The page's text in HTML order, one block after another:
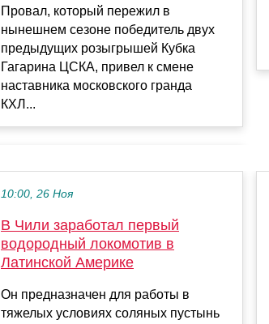
Провал, который пережил в
нынешнем сезоне победитель двух
предыдущих розыгрышей Кубка
Гагарина ЦСКА, привел к смене
наставника московского гранда
КХЛ...
10:00, 26 Ноя
В Чили заработал первый
водородный локомотив в
Латинской Америке
Он предназначен для работы в
тяжелых условиях соляных пустынь